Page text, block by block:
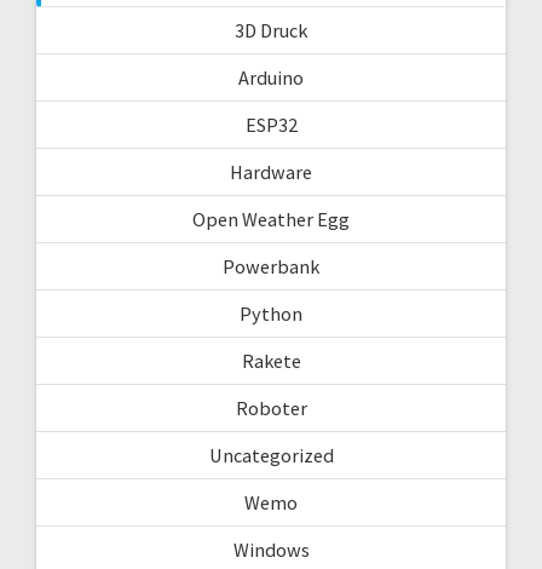
3D Druck
Arduino
ESP32
Hardware
Open Weather Egg
Powerbank
Python
Rakete
Roboter
Uncategorized
Wemo
Windows